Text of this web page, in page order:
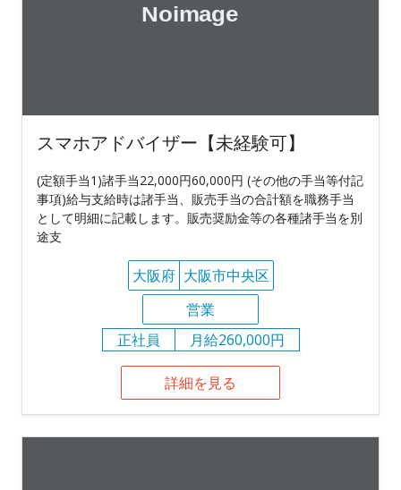
スマホアドバイザー【未経験可】
(定額手当1)諸手当22,000円60,000円 (その他の手当等付記
事項)給与支給時は諸手当、販売手当の合計額を職務手当
として明細に記載します。販売奨励金等の各種諸手当を別
途支
大阪府 大阪市中央区
営業
正社員
月給260,000円
詳細を見る